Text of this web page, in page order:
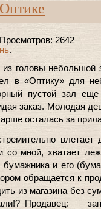
2642
.
из головы небольшой
в «Оптику» для
пустой зал еще
заказ. Молодая
осталась за
влетает
со мной, хватает
бумажника и его
обращается к
из магазина без
Продавец: —